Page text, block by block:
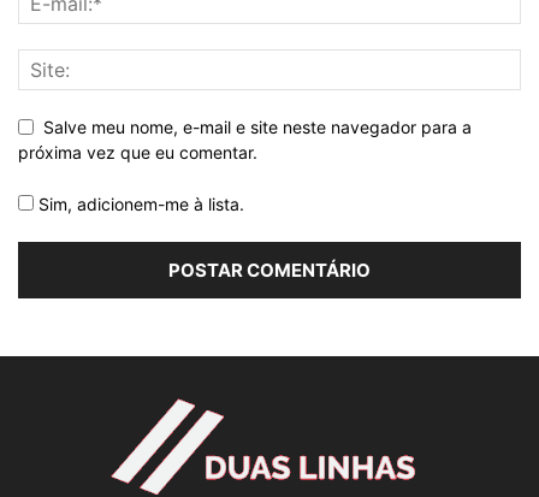
Salve meu nome, e-mail e site neste navegador para a
próxima vez que eu comentar.
Sim, adicionem-me à lista.